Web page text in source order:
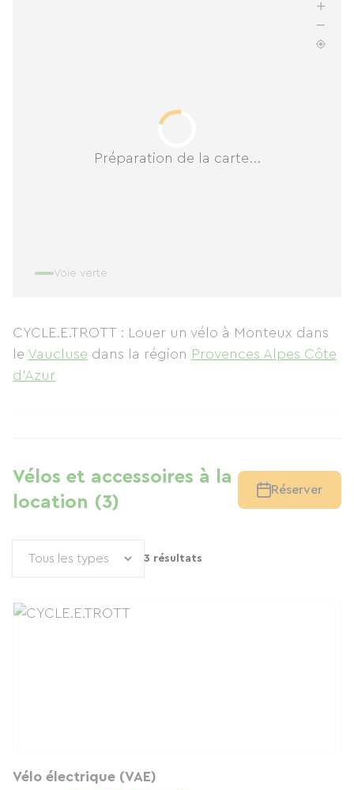
Préparation de la carte...
Voie verte
CYCLE.E.TROTT : Louer un vélo à Monteux dans
le Vaucluse dans la région Provences Alpes Côte
d'Azur
Vélos et accessoires à la
location (3)
Réserver
3 résultats
Vélo électrique (VAE)